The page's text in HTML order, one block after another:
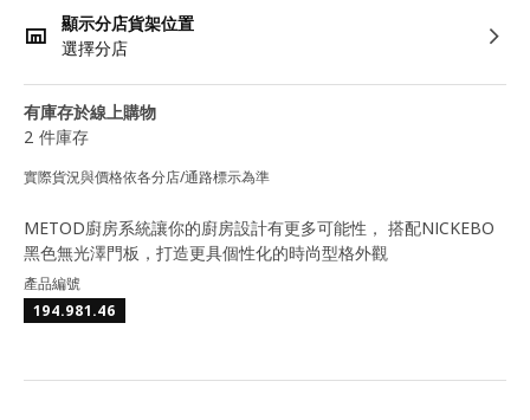
顯示分店貨架位置
選擇分店
有庫存於線上購物
2 件庫存
實際貨況與價格依各分店/通路標示為準
METOD廚房系統讓你的廚房設計有更多可能性， 搭配NICKEBO
黑色無光澤門板，打造更具個性化的時尚型格外觀
產品編號
194.981.46